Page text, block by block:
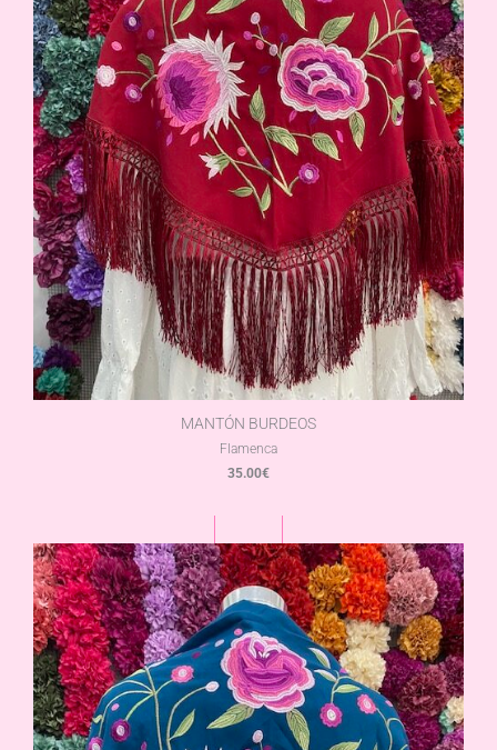
MANTÓN BURDEOS
Flamenca
35.00€